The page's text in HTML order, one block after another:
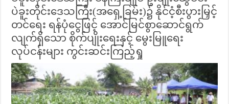
ပဲခူးတိုင်းဒေသကြီး(အရှေ့ခြမ်း)၌ နိုင်ငံ့စီးပွားမြှင့်
တင်ရေး ရန်ပုံငွေဖြင့် အောင်မြင်စွာဆောင်ရွက်
လျက်ရှိသော စိုက်ပျိုးရေးနှင့် မွေးမြူရေး
လုပ်ငန်းများ ကွင်းဆင်းကြည့်ရှု